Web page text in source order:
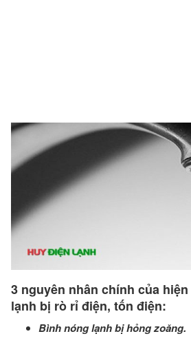
3 nguyên nhân chính của
lạnh bị rò rỉ điện, tốn điện:
Bình nóng lạnh bị hỏng zoăng.